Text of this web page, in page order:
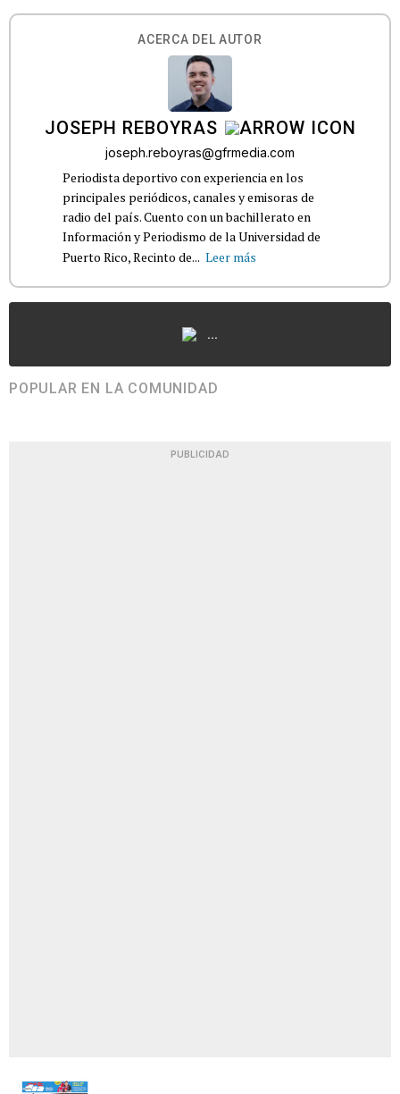
ACERCA DEL AUTOR
JOSEPH REBOYRAS
joseph.reboyras@gfrmedia.com
Periodista deportivo con experiencia en los
principales periódicos, canales y emisoras de
radio del país. Cuento con un bachillerato en
Información y Periodismo de la Universidad de
Puerto Rico, Recinto de... Leer más
...
POPULAR EN LA COMUNIDAD
PUBLICIDAD